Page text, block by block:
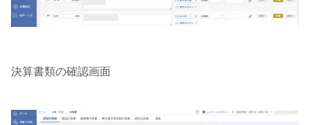
決算書類の確認画面